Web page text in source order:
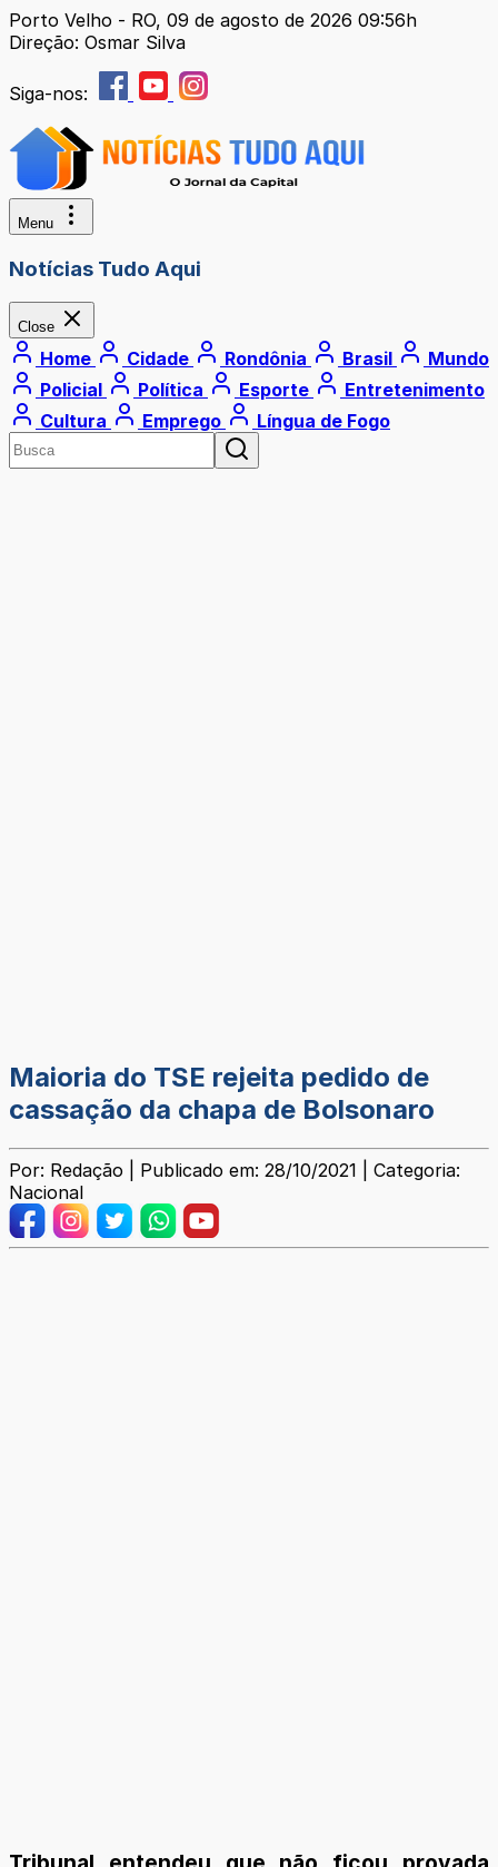
Porto Velho - RO, 09 de agosto de 2026 09:56h
Direção: Osmar Silva
Siga-nos:
Menu
Notícias Tudo Aqui
Close
Home Cidade Rondônia Brasil
Mundo
Policial
Política Esporte
Entretenimento
Cultura
Emprego Língua de Fogo
Maioria do TSE rejeita pedido de
cassação da chapa de Bolsonaro
Por: Redação | Publicado em: 28/10/2021 | Categoria:
Nacional